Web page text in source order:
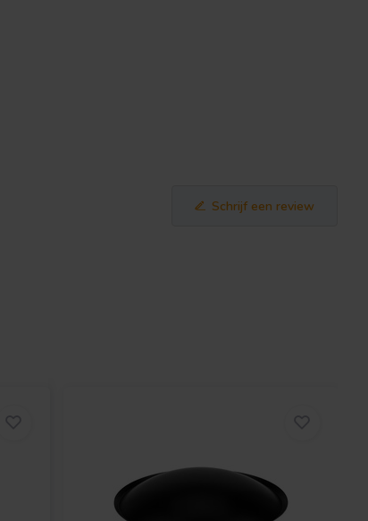
Schrijf een review